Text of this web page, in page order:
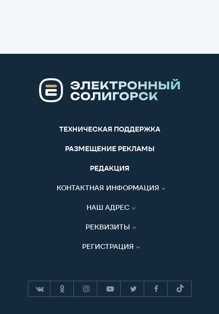
ТЕХНИЧЕСКАЯ ПОДДЕРЖКА
РАЗМЕЩЕНИЕ РЕКЛАМЫ
РЕДАКЦИЯ
КОНТАКТНАЯ ИНФОРМАЦИЯ
НАШ АДРЕС
РЕКВИЗИТЫ
РЕГИСТРАЦИЯ